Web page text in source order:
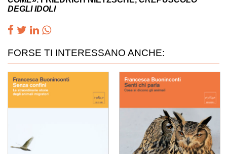
DEGLI IDOLI
FORSE TI INTERESSANO ANCHE: